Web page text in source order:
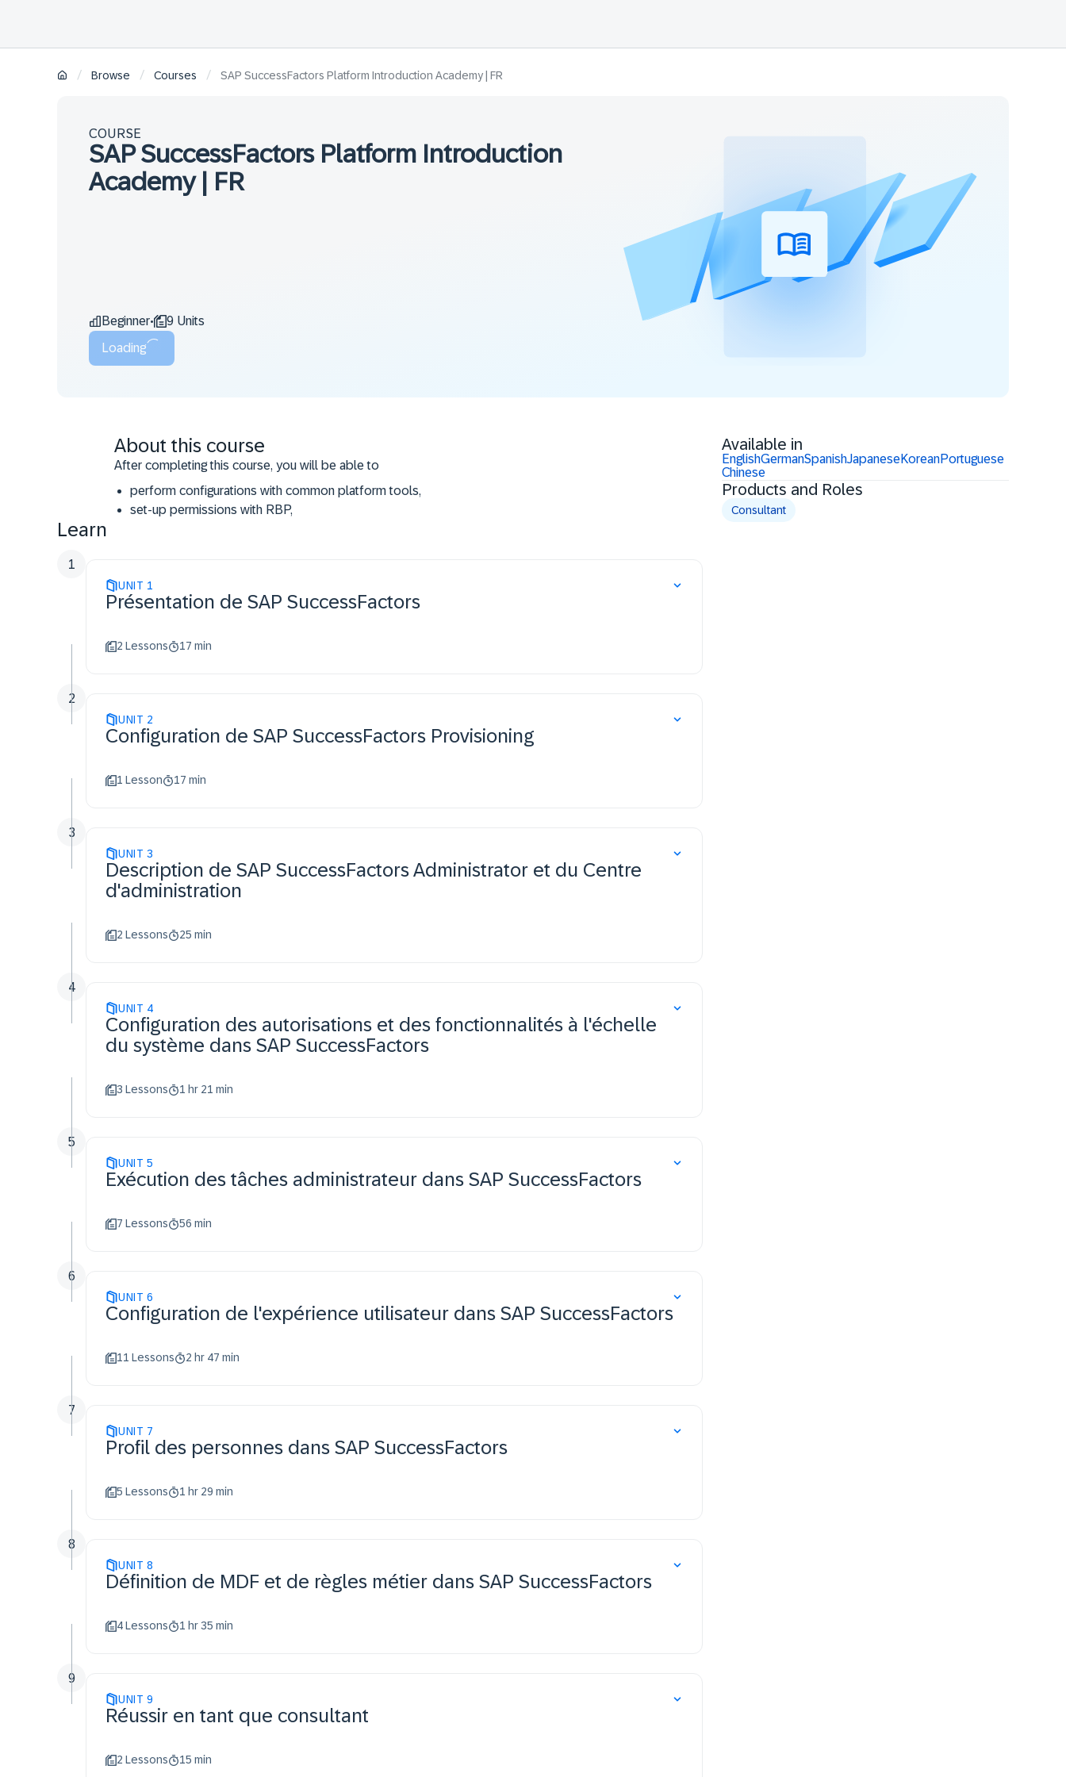
/ Browse / Courses / SAP SuccessFactors Platform Introduction Academy | FR
COURSE
SAP SuccessFactors Platform Introduction
Academy | FR
Beginner•
9 Units
Loading
About this course
After completing this course, you will be able to
perform configurations with common platform tools,
set-up permissions with RBP,
populate user data,
use the Configuration Center,
Learn
UNIT 1
Présentation de SAP SuccessFactors
2 Lessons 17 min
1
UNIT 2
Configuration de SAP SuccessFactors Provisioning
1 Lesson 17 min
2
UNIT 3
Description de SAP SuccessFactors Administrator et du Centre
d'administration
2 Lessons 25 min
3
UNIT 4
Configuration des autorisations et des fonctionnalités à l'échelle
du système dans SAP SuccessFactors
3 Lessons 1 hr 21 min
4
UNIT 5
Exécution des tâches administrateur dans SAP SuccessFactors
7 Lessons 56 min
5
UNIT 6
Configuration de l'expérience utilisateur dans SAP SuccessFactors
11 Lessons 2 hr 47 min
6
UNIT 7
Profil des personnes dans SAP SuccessFactors
5 Lessons 1 hr 29 min
7
UNIT 8
Définition de MDF et de règles métier dans SAP SuccessFactors
4 Lessons 1 hr 35 min
8
UNIT 9
Réussir en tant que consultant
2 Lessons 15 min
9
Available in
EnglishGermanSpanishJapaneseKoreanPortuguese
Chinese
Products and Roles
Consultant